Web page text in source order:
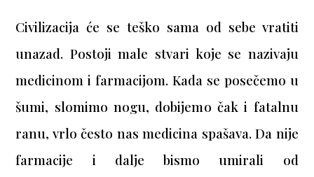
Civilizacija će se teško sama od sebe vratiti
unazad. Postoji male stvari koje se nazivaju
medicinom i farmacijom. Kada se posečemo u
šumi, slomimo nogu, dobijemo čak i fatalnu
ranu, vrlo često nas medicina spašava. Da nije
farmacije i dalje bismo umirali od